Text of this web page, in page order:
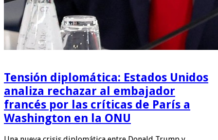
Tensión diplomática: Estados Unidos
analiza rechazar al embajador
francés por las críticas de París a
Washington en la ONU